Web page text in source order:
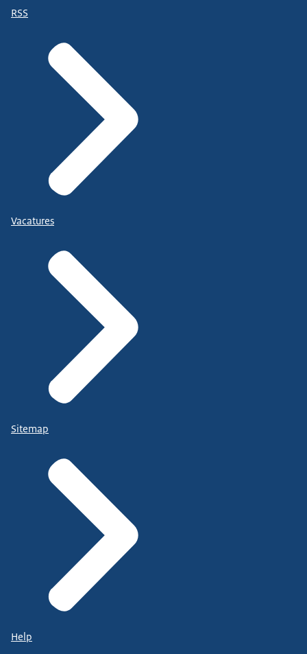
RSS
Vacatures
Sitemap
Help